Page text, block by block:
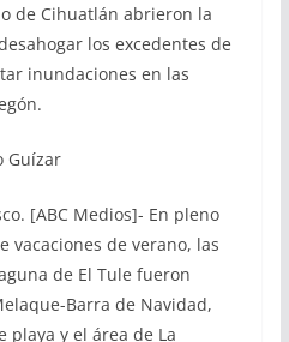
de Cihuatlán abrieron la
los excedentes de
inundaciones en las
Guízar
[ABC Medios]- En pleno
vacaciones de verano, las
de El Tule fueron
Barra de Navidad,
playa y el área de La